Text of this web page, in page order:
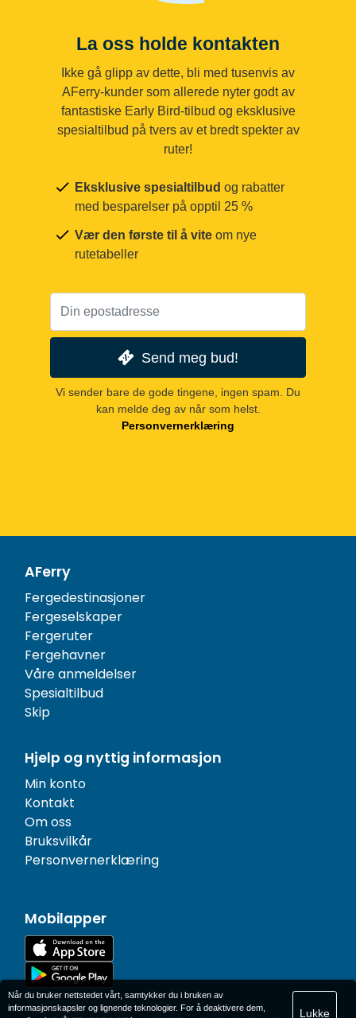
La oss holde kontakten
Ikke gå glipp av dette, bli med tusenvis av
AFerry-kunder som allerede nyter godt av
fantastiske Early Bird-tilbud og eksklusive
spesialtilbud på tvers av et bredt spekter av
ruter!
Eksklusive spesialtilbud og rabatter
med besparelser på opptil 25 %
Vær den første til å vite om nye
rutetabeller
Send meg bud!
Vi sender bare de gode tingene, ingen spam. Du
kan melde deg av når som helst.
Personvernerklæring
AFerry
Fergedestinasjoner
Fergeselskaper
Fergeruter
Fergehavner
Våre anmeldelser
Spesialtilbud
Skip
Hjelp og nyttig informasjon
Min konto
Kontakt
Om oss
Bruksvilkår
Personvernerklæring
Mobilapper
Når du bruker nettstedet vårt, samtykker du i bruken av
informasjonskapsler og lignende teknologier. For å deaktivere dem,
Lukke